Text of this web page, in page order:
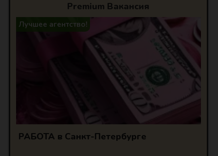
Premium Вакансия
Лучшее агентство!
РАБОТА в Санкт-Петербурге